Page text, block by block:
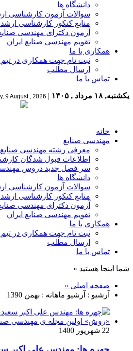
دانشگاه ها
سوالات آزمون کارشناسی
منابع کنکور کارشناسی
آزمون دکترای مهندسی
تقویم مهندسی صنایع ایران
همکاری با ما
ثبت نام جهت همکاری در تیم
ارسال مطلب
تماس با ما
یکشنبه, ۱۸ مرداد , ۱۴۰۵ |
9 August , 2026
خانه
مهندسی صنایع
معرفی رشته مهندسی صنایع
اطلاعات قبول شدگان
سر فصل جدید دروس
دانشگاه ها
سوالات آزمون کارشناسی
منابع کنکور کارشناسی
آزمون دکترای مهندسی
تقویم مهندسی صنایع ایران
همکاری با ما
ثبت نام جهت همکاری در تیم
ارسال مطلب
تماس با ما
شما اینجا هستید »
صفحه اصلی »
آرشیو : آرشیو ماهانه : بهمن 1390
22 شهریور 1400